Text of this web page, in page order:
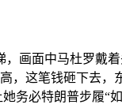
面中马杜罗戴着
这笔钱砸下去
必特朗普步履“